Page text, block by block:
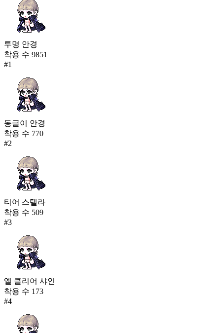
투명 안경
착용 수 9851
#1
동글이 안경
착용 수 770
#2
티어 스텔라
착용 수 509
#3
엘 클리어 샤인
착용 수 173
#4